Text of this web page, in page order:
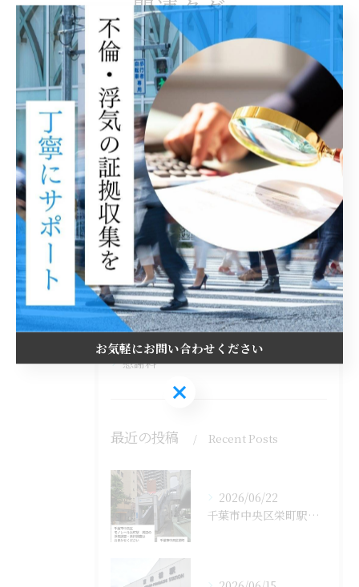
関連タグ
#浮気調査費用 #費用 #探偵
#興信所
#千葉
#浮気 #不倫調査 #浮気調査
カテゴリー Categories
全てのカテゴリー
探偵
費用
離婚
不倫
慰謝料
最近の投稿 Recent Posts
2026/06/22
千葉市中央区栄町駅周辺の浮気調査・素行調査はおまかせください...
お気軽にお問い合わせください
お気軽にお問い合わせください